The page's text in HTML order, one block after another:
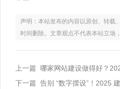
声明：本站发布的内容以原创、转载
时间删除。文章观点不代表本站立场
上一篇 哪家网站建设做得好？
下一篇 告别 “数字摆设”！2025